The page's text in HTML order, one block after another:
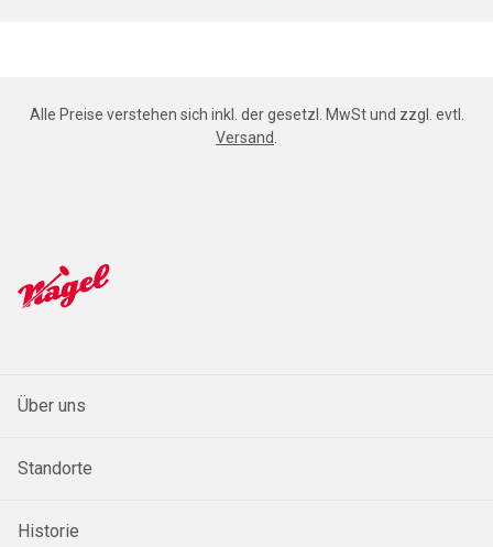
Alle Preise verstehen sich inkl. der gesetzl. MwSt und zzgl. evtl.
Versand
Über uns
Standorte
Historie